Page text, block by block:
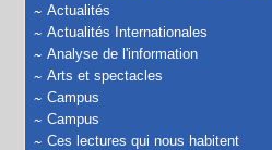
Actualités
Actualités Internationales
Analyse de l'information
Arts et spectacles
Campus
Campus
Ces lectures qui nous habitent